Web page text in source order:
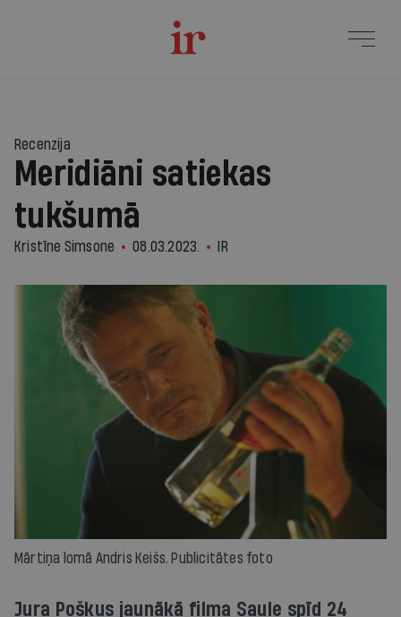
Recenzija
Meridiāni satiekas
tukšumā
Kristīne Simsone 08.03.2023. IR
Mārtiņa lomā Andris Keišs. Publicitātes foto
Jura Poškus jaunākā filma Saule spīd 24